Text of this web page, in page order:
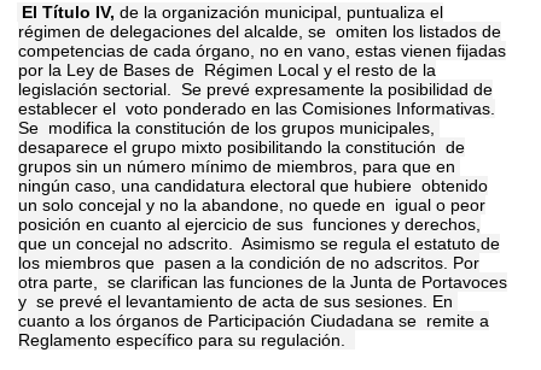
El Título IV, de la organización municipal, puntualiza el
régimen de delegaciones del alcalde, se omiten los listados de
competencias de cada órgano, no en vano, estas vienen fijadas
por la Ley de Bases de Régimen Local y el resto de la
legislación sectorial. Se prevé expresamente la posibilidad de
establecer el voto ponderado en las Comisiones Informativas.
Se modifica la constitución de los grupos municipales,
desaparece el grupo mixto posibilitando la constitución de
grupos sin un número mínimo de miembros, para que en
ningún caso, una candidatura electoral que hubiere obtenido
un solo concejal y no la abandone, no quede en igual o peor
posición en cuanto al ejercicio de sus funciones y derechos,
que un concejal no adscrito. Asimismo se regula el estatuto de
los miembros que pasen a la condición de no adscritos. Por
otra parte, se clarifican las funciones de la Junta de Portavoces
y se prevé el levantamiento de acta de sus sesiones. En
cuanto a los órganos de Participación Ciudadana se remite a
Reglamento específico para su regulación.